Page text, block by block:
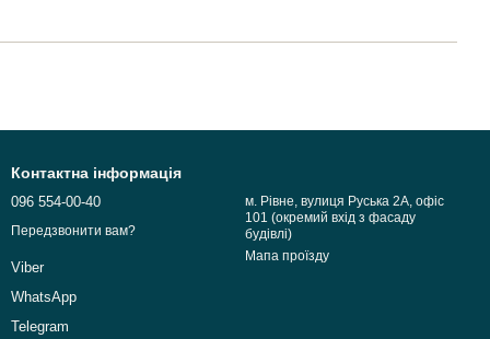
Контактна інформація
096 554-00-40
Передзвонити вам?
Viber
WhatsApp
Telegram
м. Рівне, вулиця Руська 2А, офіс
101 (окремий вхід з фасаду
будівлі)
Мапа проїзду